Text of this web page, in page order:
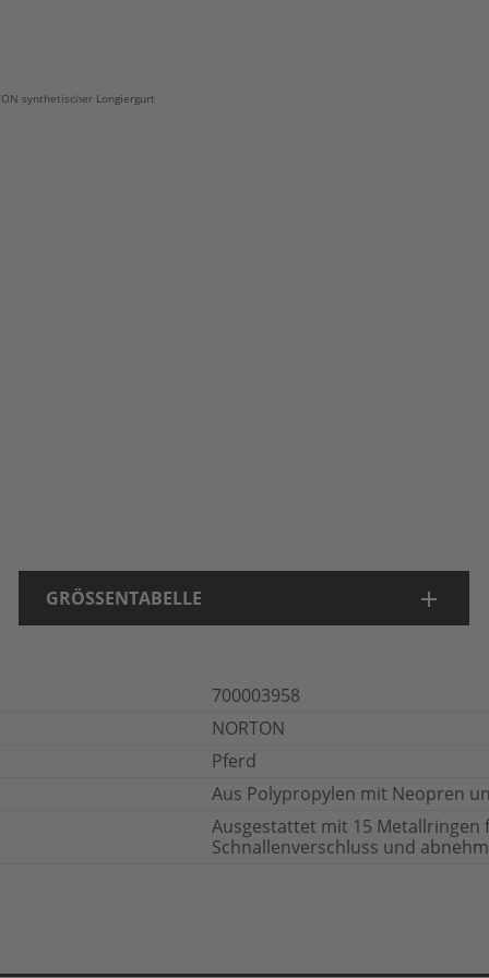
700003958
NORTON
Pferd
Aus Polypropylen mit Neopren
Ausgestattet mit 15
Schnallenverschluss und
GRÖSSENTABELLE